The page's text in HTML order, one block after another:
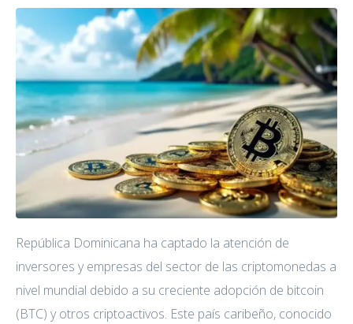
República Dominicana ha captado la atención de
inversores y empresas del sector de las criptomonedas a
nivel mundial debido a su creciente adopción de bitcoin
(BTC) y otros criptoactivos. Este país caribeño, conocido